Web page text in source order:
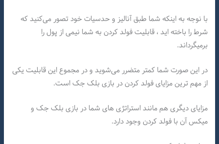
با نوجه به اینکه شما طبق آنالیز و حدسیات خود تصور می‌کنید که
شرط را باخته اید ، قابلیت فولد کردن به شما نیمی از پول را
برمیگرداند.
در این صورت شما کمتر متضرر می‌شوید و در مجموع این قابلیت یکی
از مهم ترین مزایای فولد کردن در بازی بلک جک است.
مزایای دیگری هم مانند استراتژی های شما در بازی بلک جک و
میکس آن با فولد کردن وجود دارد.